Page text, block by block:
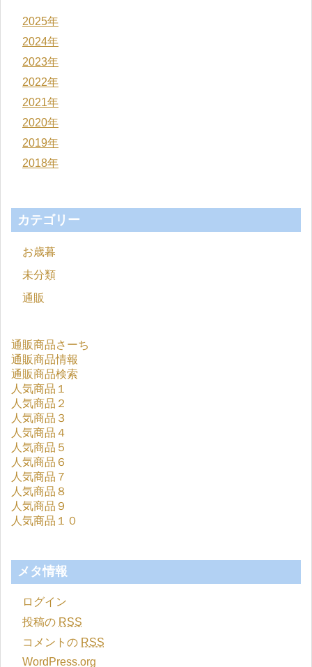
2025年
2024年
2023年
2022年
2021年
2020年
2019年
2018年
カテゴリー
お歳暮
未分類
通販
通販商品さーち
通販商品情報
通販商品検索
人気商品１
人気商品２
人気商品３
人気商品４
人気商品５
人気商品６
人気商品７
人気商品８
人気商品９
人気商品１０
メタ情報
ログイン
投稿の RSS
コメントの RSS
WordPress.org